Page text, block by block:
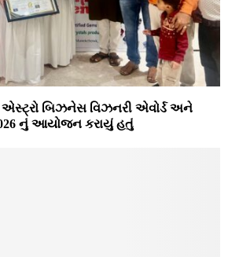
એસ્ટ્રો બિઝનેસ વિઝનરી એવોર્ડ અને
નું આયોજન કરાયું હતું